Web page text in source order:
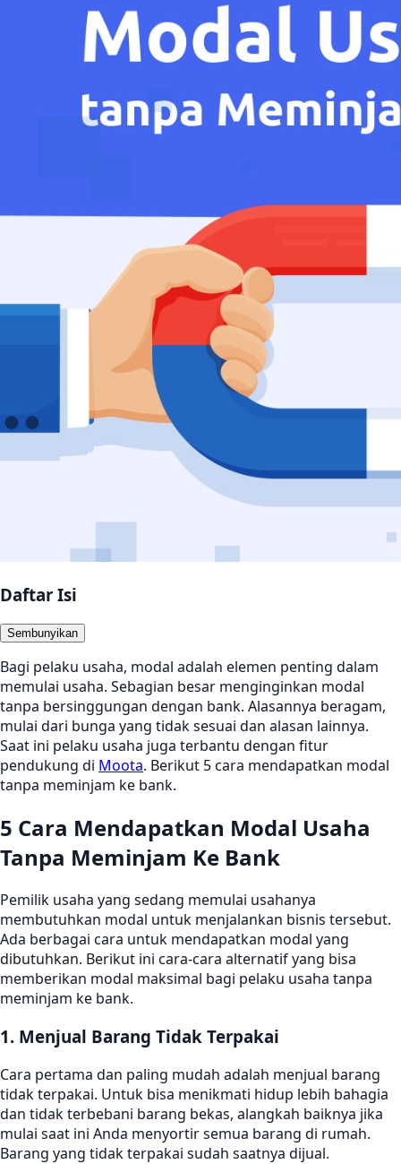
Daftar Isi
Sembunyikan
Bagi pelaku usaha, modal adalah elemen penting dalam
memulai usaha. Sebagian besar menginginkan modal
tanpa bersinggungan dengan bank. Alasannya beragam,
mulai dari bunga yang tidak sesuai dan alasan lainnya.
Saat ini pelaku usaha juga terbantu dengan fitur
pendukung di Moota. Berikut 5 cara mendapatkan modal
tanpa meminjam ke bank.
5 Cara Mendapatkan Modal Usaha
Tanpa Meminjam Ke Bank
Pemilik usaha yang sedang memulai usahanya
membutuhkan modal untuk menjalankan bisnis tersebut.
Ada berbagai cara untuk mendapatkan modal yang
dibutuhkan. Berikut ini cara-cara alternatif yang bisa
memberikan modal maksimal bagi pelaku usaha tanpa
meminjam ke bank.
1. Menjual Barang Tidak Terpakai
Cara pertama dan paling mudah adalah menjual barang
tidak terpakai. Untuk bisa menikmati hidup lebih bahagia
dan tidak terbebani barang bekas, alangkah baiknya jika
mulai saat ini Anda menyortir semua barang di rumah.
Barang yang tidak terpakai sudah saatnya dijual.